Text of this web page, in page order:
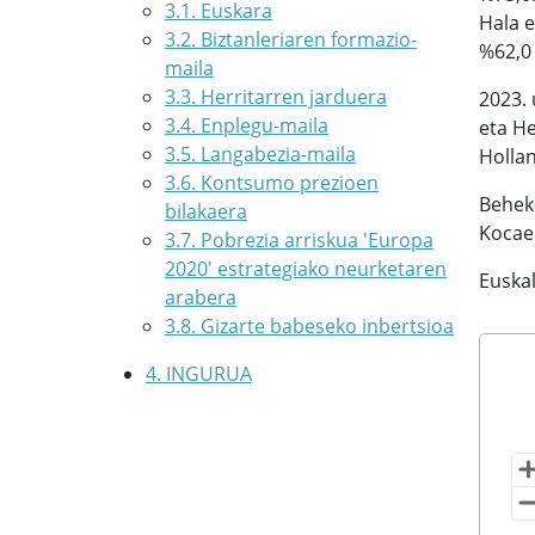
3.1. Euskara
3.2. Biztanleriaren formazio-
maila
3.3. Herritarren jarduera
3.4. Enplegu-maila
3.5. Langabezia-maila
3.6. Kontsumo prezioen
bilakaera
3.7. Pobrezia arriskua 'Europa
2020' estrategiako neurketaren
arabera
3.8. Gizarte babeseko inbertsioa
4. INGURUA
Hala
2023.
eta